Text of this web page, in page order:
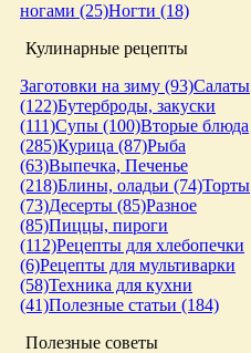
ногами (25)Ногти (18)
Кулинарные рецепты
Заготовки на зиму (93)Салаты
(122)Бутерброды, закуски
(111)Супы (100)Вторые блюда
(285)Курица (87)Рыба
(63)Выпечка, Печенье
(218)Блины, оладьи (74)Торты
(73)Десерты (85)Разное
(85)Пиццы, пироги
(112)Рецепты для хлебопечки
(6)Рецепты для мультиварки
(58)Техника для кухни
(41)Полезные статьи (184)
Полезные советы